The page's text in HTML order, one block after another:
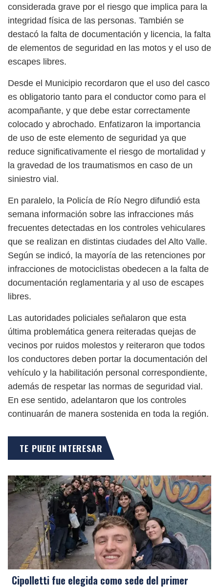
considerada grave por el riesgo que implica para la
integridad física de las personas. También se
destacó la falta de documentación y licencia, la falta
de elementos de seguridad en las motos y el uso de
escapes libres.
Desde el Municipio recordaron que el uso del casco
es obligatorio tanto para el conductor como para el
acompañante, y que debe estar correctamente
colocado y abrochado. Enfatizaron la importancia
de uso de este elemento de seguridad ya que
reduce significativamente el riesgo de mortalidad y
la gravedad de los traumatismos en caso de un
siniestro vial.
En paralelo, la Policía de Río Negro difundió esta
semana información sobre las infracciones más
frecuentes detectadas en los controles vehiculares
que se realizan en distintas ciudades del Alto Valle.
Según se indicó, la mayoría de las retenciones por
infracciones de motociclistas obedecen a la falta de
documentación reglamentaria y al uso de escapes
libres.
Las autoridades policiales señalaron que esta
última problemática genera reiteradas quejas de
vecinos por ruidos molestos y reiteraron que todos
los conductores deben portar la documentación del
vehículo y la habilitación personal correspondiente,
además de respetar las normas de seguridad vial.
En ese sentido, adelantaron que los controles
continuarán de manera sostenida en toda la región.
TE PUEDE INTERESAR
Cipolletti fue elegida como sede del primer